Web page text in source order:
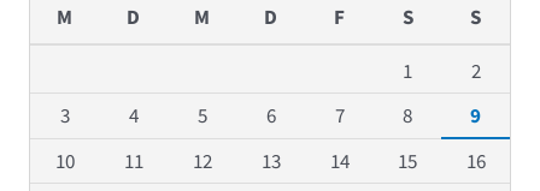
M D M D F S S
1
2
3
4 5 6 7 8
9
10
11 12 13 14 15
16